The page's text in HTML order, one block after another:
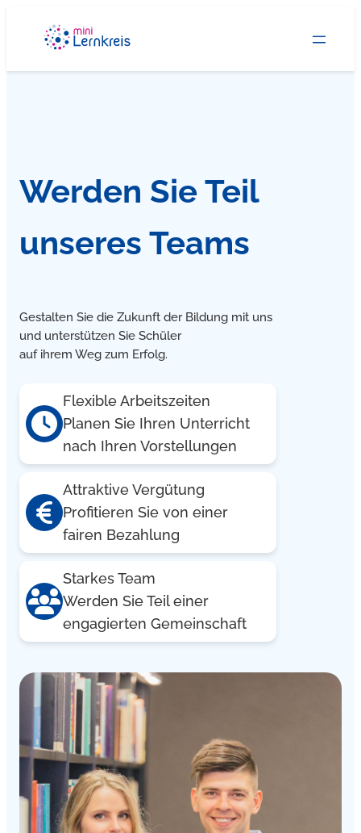
springen
Werden Sie Teil
unseres Teams
Gestalten Sie die Zukunft der Bildung mit uns
und unterstützen Sie Schüler
auf ihrem Weg zum Erfolg.
Flexible Arbeitszeiten
Planen Sie Ihren Unterricht
nach Ihren Vorstellungen
Attraktive Vergütung
Profitieren Sie von einer
fairen Bezahlung
Starkes Team
Werden Sie Teil einer
engagierten Gemeinschaft